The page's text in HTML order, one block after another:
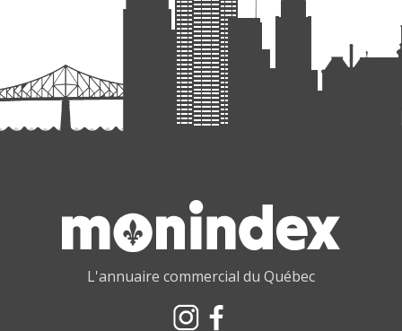
L'annuaire commercial du Québec